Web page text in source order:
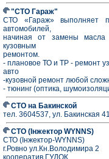
"СТО Гараж"
СТО «Гараж» выполняет
автомобилей,
начиная от замены масла
кузовным
ремонтом.
- плановое ТО и ТР - ремонт
авто
-кузовной ремонт любой
- тюнинг (оптика,
СТО на Бакинской
тел. 3604537, ул. Бакинская
СТО (Інжектор WYNNS)
СТО (Інжектор-WYNNS)
г.Ровно ул.Кн.Володимира 2
кооператив ГУДОК